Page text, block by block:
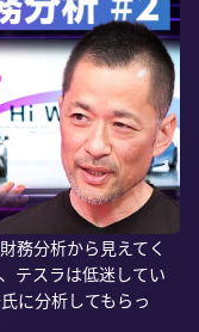
務分析から見えてく
テスラは低迷してい
に分析してもらっ